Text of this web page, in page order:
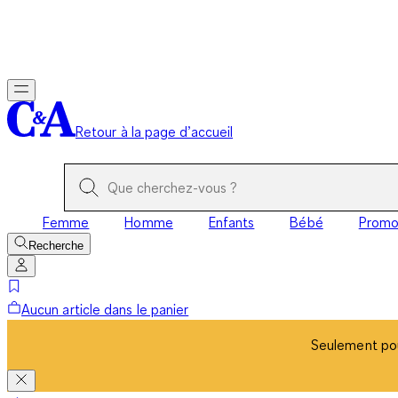
Retour à la page d’accueil
Femme Homme Enfants Bébé Promo
Recherche
Aucun article dans le panier
Seulement